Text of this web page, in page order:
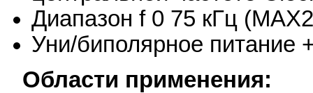
Диапазон f 0 75 кГц
Уни/биполярное питание
Области применения: